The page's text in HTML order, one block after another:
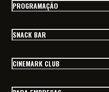
PROGRAMAÇÃO
SNACK BAR
CINEMARK CLUB